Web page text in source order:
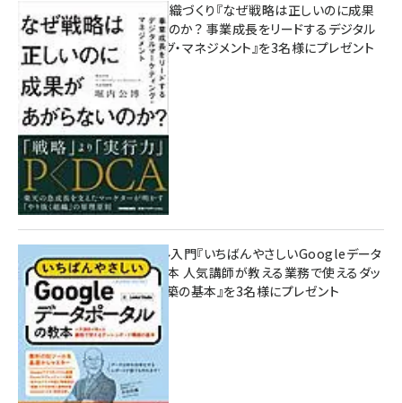
成果を生む組織づくり『なぜ戦略は正しいのに成果
があがらないのか？ 事業成長をリードするデジタル
マーケティング・マネジメント』を3名様にプレゼント
8月7日 10:00
無料BIツール入門『いちばんやさしいGoogleデータ
ポータルの教本 人気講師が教える業務で使えるダッ
シュボード構築の基本』を3名様にプレゼント
7月31日 10:00